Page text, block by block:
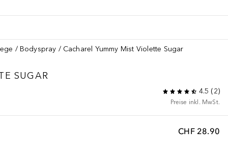
Bodyspray Cacharel Yummy Mist Violette Sugar
SUGAR
4.5 (2)
Preise inkl. MwSt.
CHF 28.90